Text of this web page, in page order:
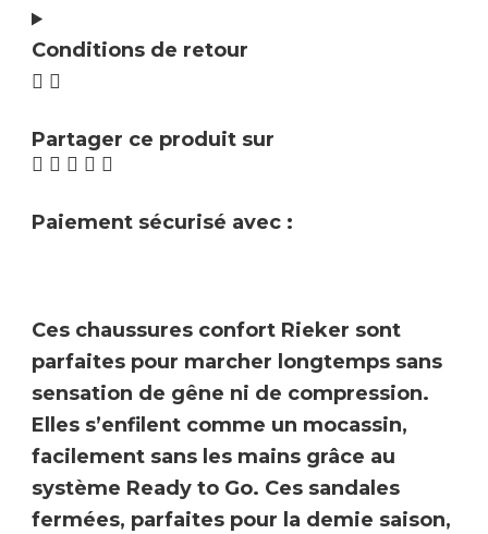
Conditions de retour
Partager ce produit sur
Paiement sécurisé avec :
Ces chaussures confort Rieker sont
parfaites pour marcher longtemps sans
sensation de gêne ni de compression.
Elles s’enfilent comme un mocassin,
facilement sans les mains grâce au
système Ready to Go. Ces sandales
fermées, parfaites pour la demie saison,